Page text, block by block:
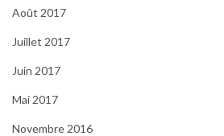
Août 2017
Juillet 2017
Juin 2017
Mai 2017
Novembre 2016